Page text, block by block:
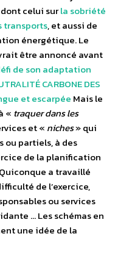
celui surla sobriété
transports, et aussi de
énergétique. Le
être annoncé avant
de son adaptation
CARBONE DES
et escarpée Mais le
« traquer dans les
et « niches» qui
ou partiels, à des
de la planification
a travaillé
de l’exercice,
ou services
… Les schémas en
une idée de la